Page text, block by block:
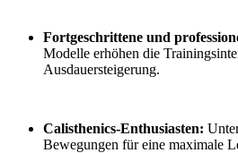
Fortgeschrittene und
Modelle erhöhen die
Ausdauersteigerung.
Calisthenics-Enthusiasten:
Bewegungen für eine maximale